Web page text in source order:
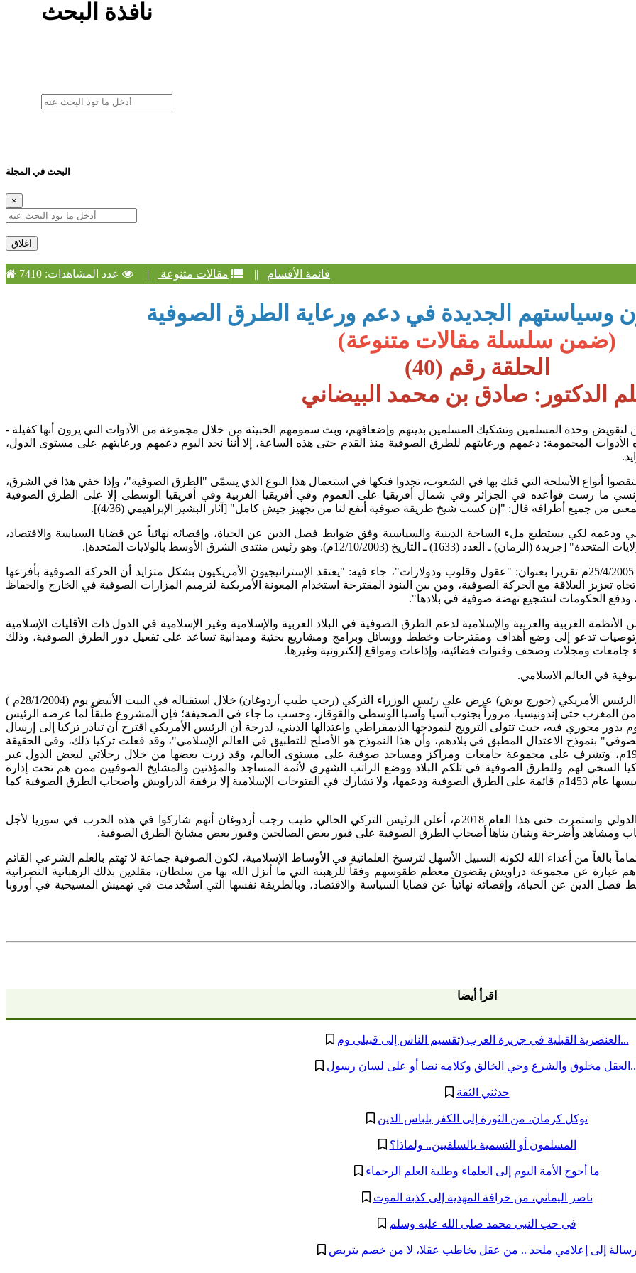
لله ثم للتاريخ، هذا ما أحدثه الحوثيون في اليمن
أربع حلقات مهمة عن كرتون الأطفال وألعاب الجوال والألعاب الإلكترونية
سلسلة خطب الجمعة
أولئك لهم الأمن وهم مهتدون
نافذة البحث
البحث في المجلة
×
اغلاق
قائمة الأقسام || مقالات متنوعة || عدد المشاهدات: 7410
وسياستهم الجديدة في دعم ورعاية الطرق الصوفية
(ضمن سلسلة مقالات متنوعة)
الحلقة رقم (40)
الدكتور: صادق بن محمد البيضاني
لتقويض وحدة المسلمين وتشكيك المسلمين بدينهم وإضعافهم، وبث سمومهم الخبيثة من خلال مجموعة من الأدوات التي يرون أنها كفيلة -
المحمومة: دعمهم ورعايتهم للطرق الصوفية منذ القدم حتى هذه الساعة، إلا أننا نجد اليوم دعمهم ورعايتهم على مستوى الدول،
أنواع الأسلحة التي فتك بها في الشعوب، تجدوا فتكها في استعمال هذا النوع الذي يسمّى "الطرق الصوفية"، وإذا خفي هذا في الشرق،
ما رست قواعده في الجزائر وفي شمال أفريقيا على العموم وفي أفريقيا الغربية وفي أفريقيا الوسطى إلا على الطرق الصوفية
من جميع أطرافه قال: "إن كسب شيخ طريقة صوفية أنفع لنا من تجهيز جيش كامل" [آثار البشير الإبراهيمي (4/36)].
لكي يستطيع ملء الساحة الدينية والسياسية وفق ضوابط فصل الدين عن الحياة، وإقصائه نهائياً عن قضايا السياسة والاقتصاد،
(12/10/2003م). وهو رئيس منتدى الشرق الأوسط بالولايات المتحدة].
ونشرت مجلة (يو إس نيوز آند وورلد ريبورت) الأمريكية، في عددها : 25/4/2005م تقريرا بعنوان: "عقول وقلوب ودولارات"، جاء فيه: "يعتقد الإستراتيجيون الأمريكيون بشكل متزايد أن الحركة الصوفية بأفرعها
تعزيز العلاقة مع الحركة الصوفية، ومن بين البنود المقترحة استخدام المعونة الأمريكية لترميم المزارات الصوفية في الخارج والحفاظ
ودفع الحكومات لتشجيع نهضة صوفية في بلادها".
الغربية والعربية والإسلامية لدعم الطرق الصوفية في البلاد العربية والإسلامية وغير الإسلامية في الدول ذات الأقليات الإسلامية
تدعو إلى وضع أهداف ومقترحات وخطط ووسائل وبرامج ومشاريع بحثية وميدانية تساعد على تفعيل دور الطرق الصوفية، وذلك
جامعات ومجلات وصحف وقنوات فضائية، وإذاعات ومواقع إلكترونية وغيرها.
في العالم الاسلامي.
ففي (30/1/2004م) نشرت جريدة (يني شفق ) التركية خبراً مفاده أن الرئيس الأمريكي (جورج بوش) عرض على رئيس الوزراء التركي (رجب طيب أردوغان) خلال استقباله في البيت الأبيض يوم (28/1/2004م )
من المغرب حتى إندونيسيا، مروراً بجنوب آسيا وآسيا الوسطى والقوقاز، وحسب ما جاء في الصحيفة؛ فإن المشروع طبقاً لما عرضه الرئيس
محوري فيه، حيث تتولى الترويج لنموذجها الديمقراطي واعتدالها الديني، لدرجة أن الرئيس الأمريكي اقترح أن تبادر تركيا إلى إرسال
بنموذج الاعتدال المطبق في بلادهم، وأن هذا النموذج هو الأصلح للتطبيق في العالم الإسلامي"، وقد فعلت تركيا ذلك، وفي الحقيقة
تتولى تركيا ذلك رسمياً منذ قيام الجمهورية التركية الحديثة عام 1923م، وتشرف على مجموعة جامعات ومراكز ومساجد صوفية على مستوى العالم، وقد زرت بعضها من خلال رحلاتي لبعض الدول غير
السخي لهم وللطرق الصوفية في تلكم البلاد ووضع الراتب الشهري لأئمة المساجد والمؤذنين والمشايخ الصوفيين ممن هم تحت إدارة
رئاسة الشؤون الدينية التركية، بل كانت الإمبراطورية التركية منذ تأسيسها عام 1453م قائمة على الطرق الصوفية ودعمها، ولا تشارك في الفتوحات الإسلامية إلا برفقة الدراويش وأصحاب الطرق الصوفية كما
ولما قامت الحرب على الدواعش في سوريا والعراق من التحالف الدولي واستمرت حتى هذا العام 2018م، أعلن الرئيس التركي الحالي طيب رجب أردوغان أنهم شاركوا في هذه الحرب في سوريا لأجل
ومشاهد وأضرحة وبنيان بناها أصحاب الطرق الصوفية على قبور بعض الصالحين وقبور بعض مشايخ الطرق الصوفية.
من أعداء الله لكونه السبيل الأسهل لترسيخ العلمانية في الأوساط الإسلامية، لكون الصوفية جماعة لا تهتم بالعلم الشرعي القائم
هم عبارة عن مجموعة دراويش يقضون معظم طقوسهم وفقاً للرهبنة التي ما أنزل الله بها من سلطان، مقلدين بذلك الرهبانية النصرانية
فصل الدين عن الحياة، وإقصائه نهائياً عن قضايا السياسة والاقتصاد، وبالطريقة نفسها التي استُخدمت في تهميش المسيحية في أوروبا
اقرأ أيضا
العنصرية القبلية في جزيرة العرب (تقسيم الناس إلى قبيلي وم...
نصا أو على لسان رسول...
حدثني الثقة
توكل كرمان، من الثورة إلى الكفر بلباس الدين
المسلمون أو التسمية بالسلفيين.. ولماذا؟
ما أحوج الأمة اليوم إلى العلماء وطلبة العلم الرحماء
ناصر اليماني، من خرافة المهدية إلى كذبة الموت
في حب النبي محمد صلى الله عليه وسلم
رسالة إلى إعلامي ملحد .. من عقل يخاطب عقلا، لا من خصم يتربص